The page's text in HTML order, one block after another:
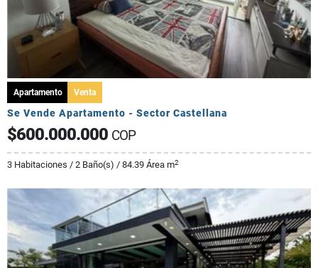
Apartamento Venta
Se Vende Apartamento - Sector Castellana
$600.000.000 COP
3 Habitaciones / 2 Baño(s) / 84.39 Área m2